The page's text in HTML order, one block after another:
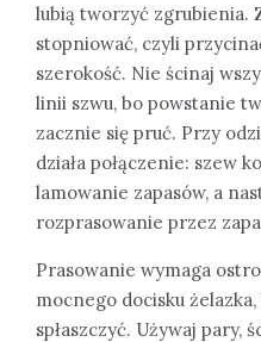
lubią tworzyć zgrubienia.
stopniować, czyli
szerokość. Nie ścinaj
linii szwu, bo powstanie
zacznie się pruć. Przy
działa połączenie: szew
lamowanie zapasów, a
rozprasowanie przez
Prasowanie wymaga
mocnego docisku
spłaszczyć. Używaj pary,